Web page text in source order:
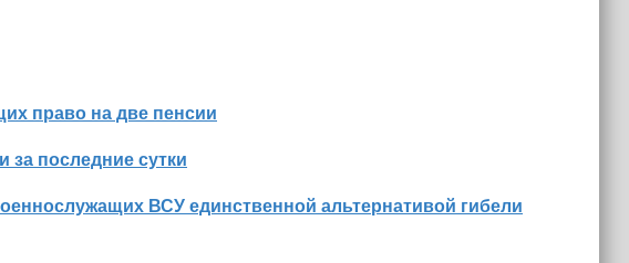
право на две пенсии
последние сутки
ВСУ единственной альтернативой гибели